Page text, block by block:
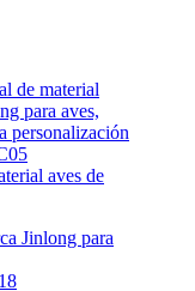
aves de